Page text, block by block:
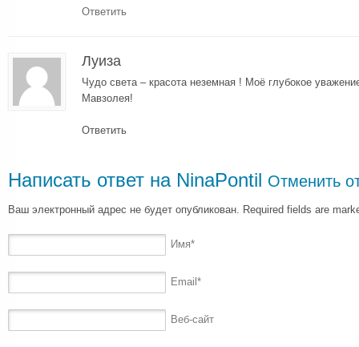
Ответить
Луиза
Чудо света – красота неземная ! Моё глубокое
Мавзолея!
Ответить
Написать ответ на NinaPontil Отменить
Ваш электронный адрес не будет опубликован. Required fields are
Имя*
Email *
Веб-сайт